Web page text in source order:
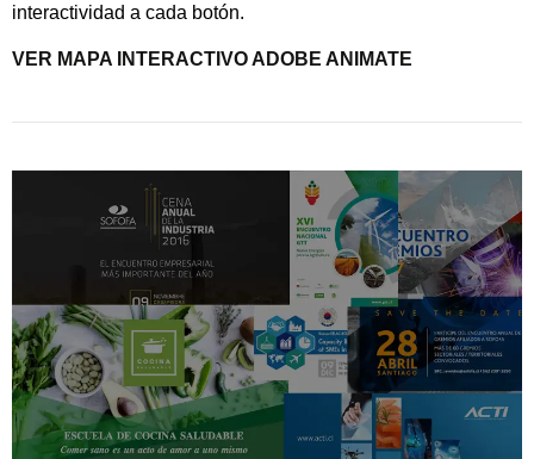
interactividad a cada botón.
VER MAPA INTERACTIVO ADOBE ANIMATE